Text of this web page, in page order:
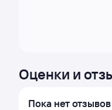
Оценки и
Пока нет отзывов